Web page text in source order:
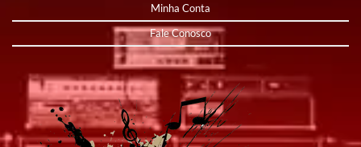
Minha Conta
Fale Conosco